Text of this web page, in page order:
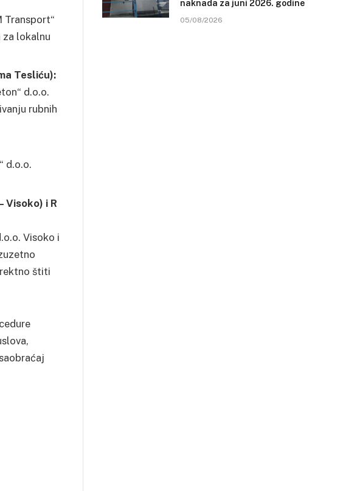
Transport“
za lokalnu
Tesliću):
d.o.o.
rubnih
d.o.o.
Visoko) i R
Visoko i
štiti
naknada za juni 2026. godine
05/08/2026